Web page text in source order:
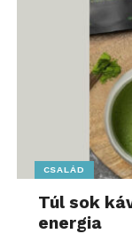
CSALÁD
Túl sok
energia